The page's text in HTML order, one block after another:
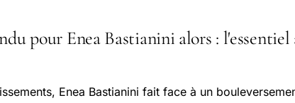
pour Enea Bastianini alors : l'essentiel
Enea Bastianini fait face à un